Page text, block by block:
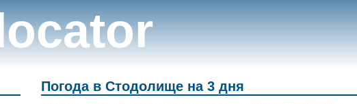
Погода в Стодолище на 3 дня